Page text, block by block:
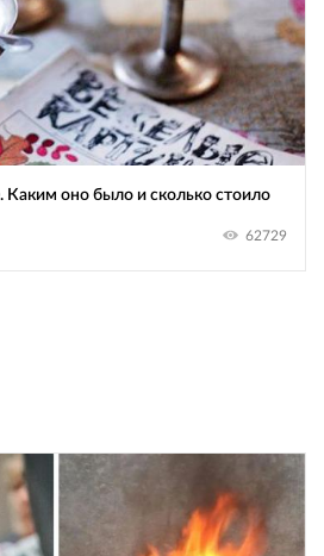
Каким оно было и сколько стоило
62729